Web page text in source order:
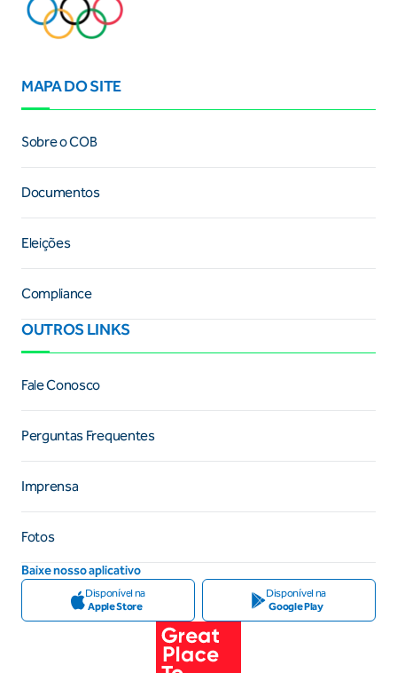
MAPA DO SITE
Sobre o COB
Documentos
Eleições
Compliance
OUTROS LINKS
Fale Conosco
Perguntas Frequentes
Imprensa
Fotos
Baixe nosso aplicativo
Disponível na
Apple Store
Disponível na
Google Play